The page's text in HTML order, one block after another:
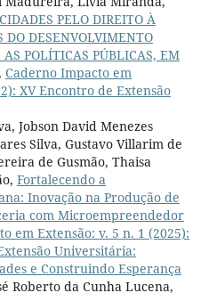
PELO DIREITO À
DO DESENVOLVIMENTO
AS POLÍTICAS PÚBLICAS, EM
Caderno Impacto em
XV Encontro de Extensão
Jobson David Menezes
Silva, Gustavo Villarim de
de Gusmão, Thaisa
Fortalecendo a
Inovação na Produção de
com Microempreendedor
em Extensão: v. 5 n. 1 (2025):
Universitária:
e Construindo Esperança
Roberto da Cunha Lucena,